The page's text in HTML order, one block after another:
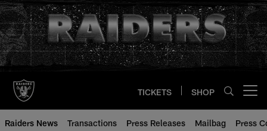
Skip
to
main
content
TICKETS SHOP
Raiders News Transactions Press Releases Mailbag Press